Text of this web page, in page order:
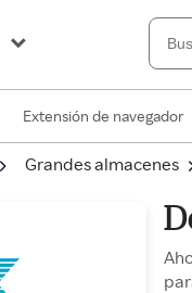
Extensión de navegador
Grandes almacenes